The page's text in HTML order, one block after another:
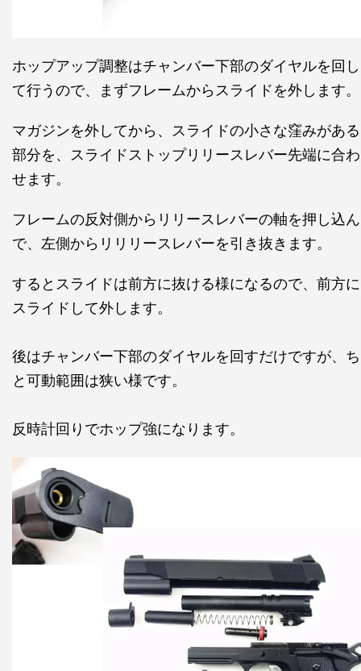
ホップアップ調整はチャンバー下部のダイヤルを回し
て行うので、まずフレームからスライドを外します。
マガジンを外してから、スライドの小さな窪みがある
部分を、スライドストップリリースレバー先端に合わ
せます。
フレームの反対側からリリースレバーの軸を押し込ん
で、左側からリリリースレバーを引き抜きます。
するとスライドは前方に抜ける様になるので、前方に
スライドして外します。
後はチャンバー下部のダイヤルを回すだけですが、ち
と可動範囲は狭い様です。
反時計回りでホップ強になります。